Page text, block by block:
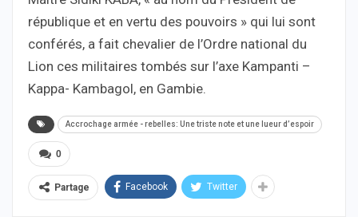
république et en vertu des pouvoirs » qui lui sont
conférés, a fait chevalier de l’Ordre national du
Lion ces militaires tombés sur l’axe Kampanti –
Kappa- Kambagol, en Gambie.
Accrochage armée - rebelles: Une triste note et une lueur d’espoir
0
Partage Facebook Twitter